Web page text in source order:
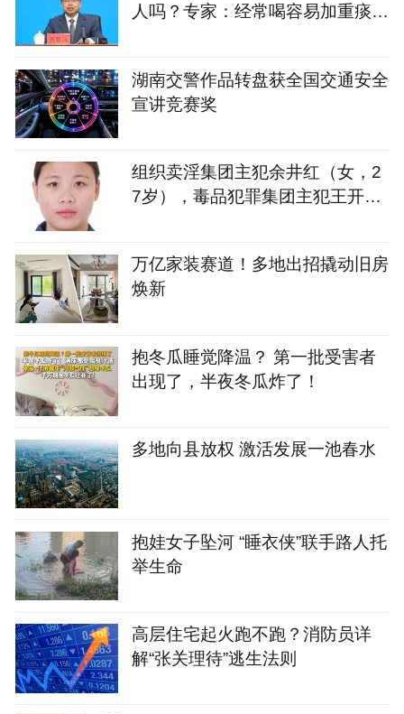
人吗？专家：经常喝容易加重痰
湖南交警作品转盘获全国交通安全
宣讲竞赛奖
组织卖淫集团主犯余井红（女，2
7岁），毒品犯罪集团主犯王开坚
万亿家装赛道！多地出招撬动旧房
焕新
抱冬瓜睡觉降温？ 第一批受害者
出现了，半夜冬瓜炸了！
多地向县放权 激活发展一池春水
抱娃女子坠河 “睡衣侠”联手路人托
举生命
高层住宅起火跑不跑？消防员详
解“张关理待”逃生法则